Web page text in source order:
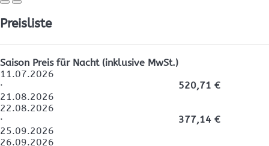
Preisliste
Saison Preis für Nacht (inklusive MwSt.)
11.07.2026
·
21.08.2026
520,71 €
22.08.2026
·
25.09.2026
377,14 €
26.09.2026